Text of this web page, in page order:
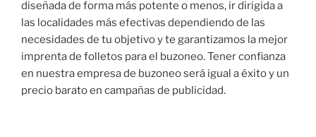
diseñada de forma más potente o menos, ir dirigida a
las localidades más efectivas dependiendo de las
necesidades de tu objetivo y te garantizamos la mejor
imprenta de folletos para el buzoneo. Tener confianza
en nuestra empresa de buzoneo será igual a éxito y un
precio barato en campañas de publicidad.